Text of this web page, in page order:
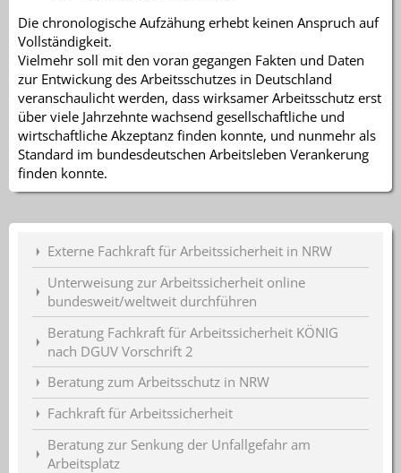
Die chronologische Aufzähung erhebt keinen Anspruch auf
Vollständigkeit.
Vielmehr soll mit den voran gegangen Fakten und Daten
zur Entwickung des Arbeitsschutzes in Deutschland
veranschaulicht werden, dass wirksamer Arbeitsschutz erst
über viele Jahrzehnte wachsend gesellschaftliche und
wirtschaftliche Akzeptanz finden konnte, und nunmehr als
Standard im bundesdeutschen Arbeitsleben Verankerung
finden konnte.
Externe Fachkraft für Arbeitssicherheit in NRW
Unterweisung zur Arbeitssicherheit online
bundesweit/weltweit durchführen
Beratung Fachkraft für Arbeitssicherheit KÖNIG
nach DGUV Vorschrift 2
Beratung zum Arbeitsschutz in NRW
Fachkraft für Arbeitssicherheit
Beratung zur Senkung der Unfallgefahr am
Arbeitsplatz